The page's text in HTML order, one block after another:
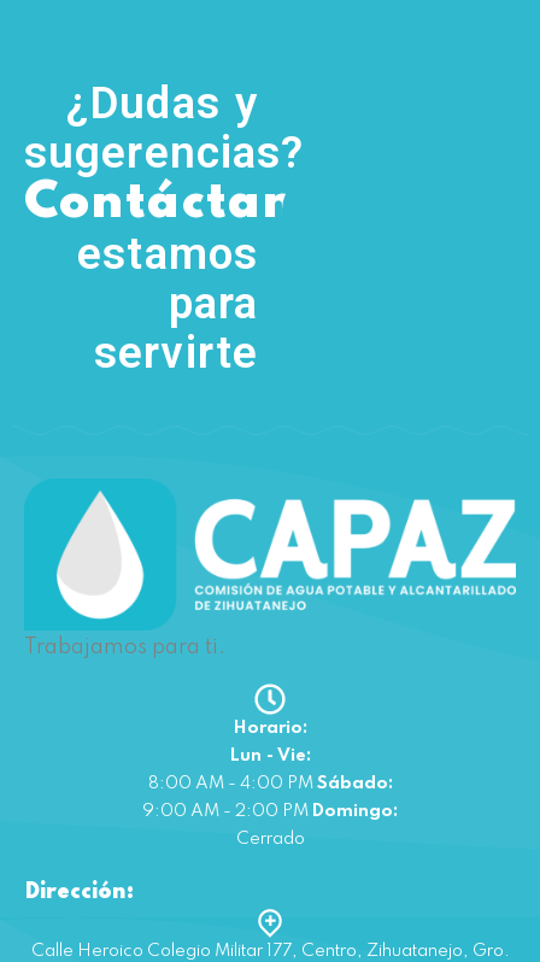
¿Dudas y
sugerencias?
Contáctanos
estamos
para
servirte
Trabajamos para ti.
Horario:
Lun - Vie:
8:00 AM - 4:00 PM Sábado:
9:00 AM - 2:00 PM Domingo:
Cerrado
Dirección:
Calle Heroico Colegio Militar 177, Centro, Zihuatanejo, Gro.